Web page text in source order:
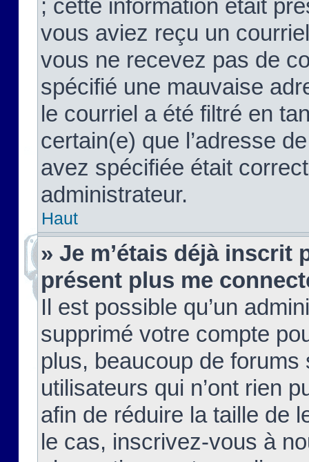
; cette information était
vous aviez reçu un
vous ne recevez pas de
spécifié une mauvaise
le courriel a été filtré en
certain(e) que l’adresse
avez spécifiée était
administrateur.
Haut
» Je m’étais déjà inscrit
présent plus me
Il est possible qu’un
supprimé votre compte
plus, beaucoup de
utilisateurs qui n’ont rien
afin de réduire la taille de
le cas, inscrivez-vous à